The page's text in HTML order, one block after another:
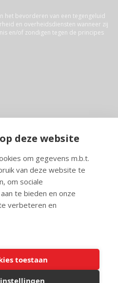
deze website
om gegevens m.b.t.
van deze website te
om sociale
te bieden en onze
verbeteren en
toestaan
instellingen
het bevorderen van een tegengeluid
en overheidsdiensten wanneer zij
en/of zondigen tegen de principes
Op alle artikelen rust
contact@maurice.nl.